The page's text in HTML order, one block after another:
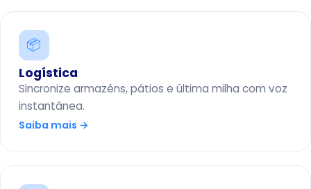
📦
Logística
Sincronize armazéns, pátios e última milha com voz
instantânea.
Saiba mais →